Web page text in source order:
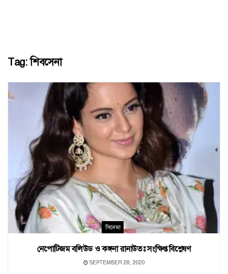
Tag:শিবসেনা
সিনেমা
নেপোটিজম বলিউড ও কঙ্গনা রানাউতঃ সংক্ষিপ্ত বিশ্লেষণ
SEPTEMBER 28, 2020